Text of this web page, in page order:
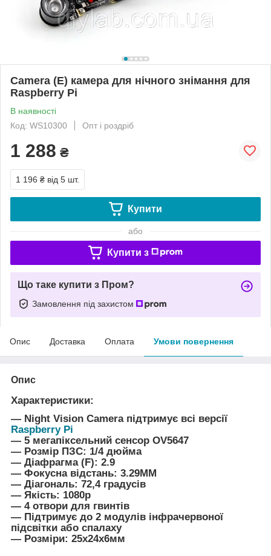
Camera (E) камера для нічного знімання для
Raspberry Pi
В наявності
Код: WS10300
Опт і роздріб
1 288 ₴
1 196 ₴ від 5 шт.
Купити
або
Купити з
Що таке купити з Пром?
Замовлення під захистом
Опис Доставка Оплата Умови повернення
Опис
Характеристики:
― Night Vision Camera підтримує всі версії
Raspberry Pi
― 5 мегапіксельний сенсор OV5647
― Розмір ПЗС: 1/4 дюйма
― Діафрагма (F): 2.9
― Фокусна відстань: 3.29MM
― Діагональ: 72,4 градусів
― Якість: 1080p
― 4 отвори для гвинтів
― Підтримує до 2 модулів інфрачервоної
підсвітки або спалаху
― Розміри: 25х24х6мм